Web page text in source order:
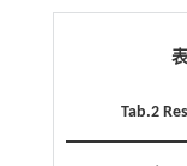
Tab.2